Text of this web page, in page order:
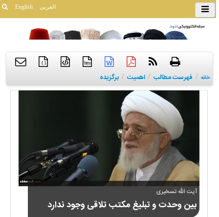
English العربی
htm
{ }
خانه / فهرست مطالب / اهمیت / برگزیده
آیت الله تسخیری
بین وحدت و تبلیغ مکتب تلاقی وجود ندارد